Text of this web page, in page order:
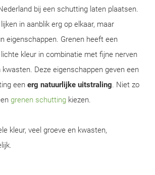
bij een schutting laten plaatsen.
in aanblik erg op elkaar, maar
eigenschappen. Grenen heeft een
kleur in combinatie met fijne nerven
kwasten. Deze eigenschappen geven een
een erg natuurlijke uitstraling. Niet zo
grenen schutting kiezen.
kleur, veel groeve en kwasten,